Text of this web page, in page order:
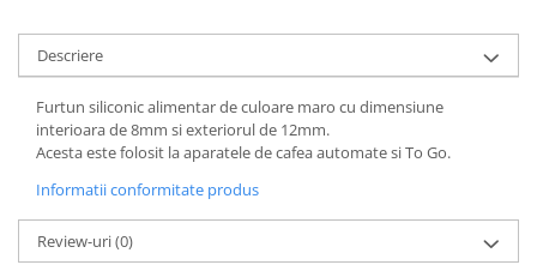
Descriere
Furtun siliconic alimentar de culoare maro cu dimensiune
interioara de 8mm si exteriorul de 12mm.
Acesta este folosit la aparatele de cafea automate si To Go.
Informatii conformitate produs
Review-uri(0)